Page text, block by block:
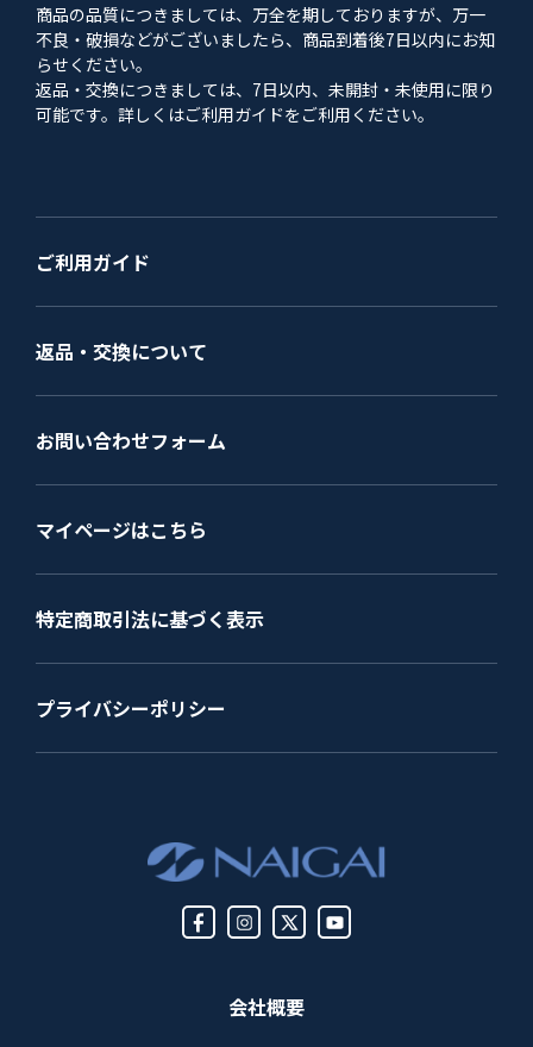
会社概要
商品の品質につきましては、万全を期しておりますが、万一
不良・破損などがございましたら、商品到着後7日以内にお知
らせください。
返品・交換につきましては、7日以内、未開封・未使用に限り
可能です。詳しくはご利用ガイドをご利用ください。
ご利用ガイド
返品・交換について
お問い合わせフォーム
マイページはこちら
特定商取引法に基づく表示
プライバシーポリシー